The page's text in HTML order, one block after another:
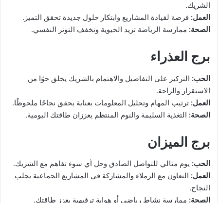
الشريك.
العمل: فرصة لقيادة المشاريع وابتكار حلول جديدة تحقق التميز.
الصحة: ممارسة الرياضة تزيد الحيوية وتخفف التوتر النفسي.
برج العذراء
الحب: التركيز على التفاصيل والاهتمام بالشريك يخلق جوًا من
الاستقرار والراحة.
العمل: ترتيب المهام وتحليل المعلومات بعناية يحقق نجاحًا ملحوظًا.
الصحة: التغذية السليمة والنوم المنتظم يعززان طاقتك اليومية.
برج الميزان
الحب: يوم مثالي للتواصل الصادق وحل أي سوء تفاهم مع الشريك.
العمل: التعاون مع الزملاء والمشاركة في المشاريع الجماعية يجلب
النجاح.
الصحة: ممارسة نشاط رياضي أو هواية ترفيهية يعزز طاقتك.